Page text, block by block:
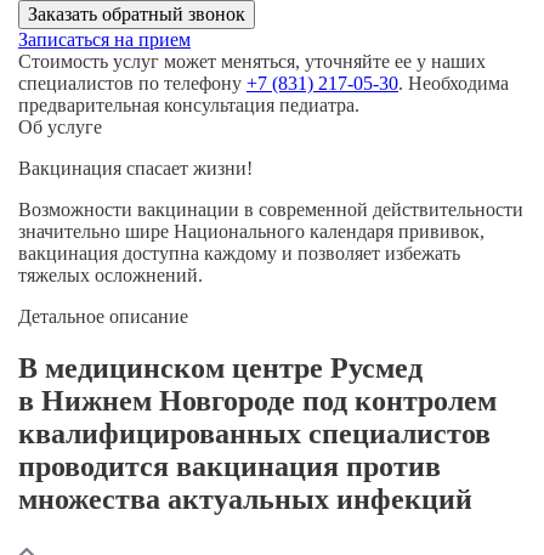
Заказать обратный звонок
Записаться на прием
Стоимость услуг может меняться, уточняйте ее у наших
специалистов по телефону +7 (831) 217-05-30. Необходима
предварительная консультация педиатра.
Об услуге
Вакцинация спасает жизни!
Возможности вакцинации в современной действительности
значительно шире Национального календаря прививок,
вакцинация доступна каждому и позволяет избежать
тяжелых осложнений.
Детальное описание
В медицинском центре Русмед
в Нижнем Новгороде под контролем
квалифицированных специалистов
проводится вакцинация против
множества актуальных инфекций